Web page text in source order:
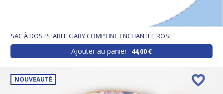
SAC À DOS PLIABLE GABY COMPTINE ENCHANTÉE ROSE
Ajouter au panier 44,00 €
NOUVEAUTÉ